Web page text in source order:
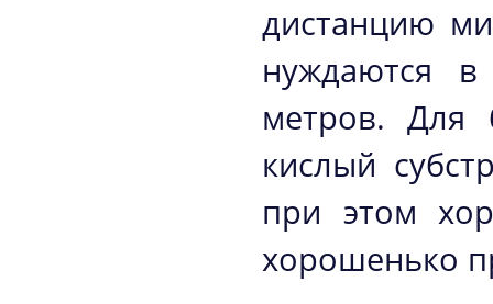
дистанцию
нуждаются
метров. Для
кислый
при этом
хорошенько